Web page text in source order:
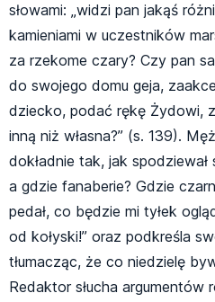
słowami: „widzi pan jakąś
kamieniami w uczestników
za rzekome czary? Czy pan
do swojego domu geja,
dziecko, podać rękę Żydowi,
inną niż własna?” (s. 139).
dokładnie tak, jak
a gdzie fanaberie? Gdzie
pedał, co będzie mi tyłek
od kołyski!” oraz podkreśla
tłumacząc, że co niedzielę
Redaktor słucha argumentów